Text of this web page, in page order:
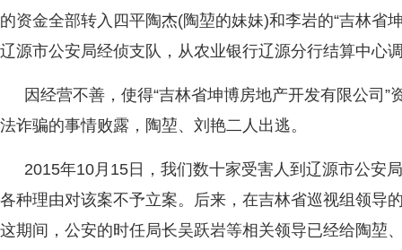
的资金全部转入四平陶杰(陶堃的妹妹)和李岩的“吉林省
辽源市公安局经侦支队，从农业银行辽源分行结算中心
因经营不善，使得“吉林省坤博房地产开发有限公司”
法诈骗的事情败露，陶堃、刘艳二人出逃。
2015年10月15日，我们数十家受害人到辽源市公安
各种理由对该案不予立案。后来，在吉林省巡视组领导
这期间，公安的时任局长吴跃岩等相关领导已经给陶堃